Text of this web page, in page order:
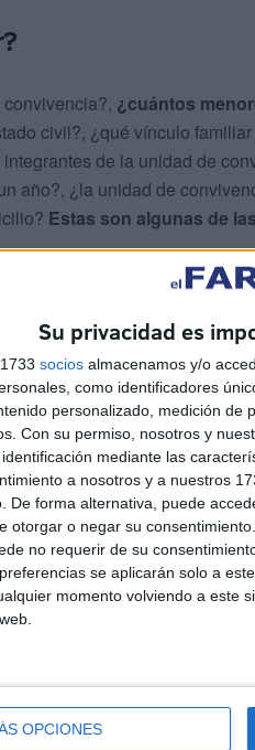
Su privacidad es
socios almacenamos y/o
como identificadores
personalizado, medición de
Con su permiso, nosotros y
mediante las
a nosotros y a nuestros
De forma alternativa, puede
otorgar o negar su consentimiento.
no requerir de su
se aplicarán solo a
momento volviendo a este
OPCIONES
¿cuántos
civil?, ¿qué vínculo
de la unidad de
año?, ¿la unidad de
Estas son algunas de
ha vivido de forma continuada
familiar habitual por
¿tienes una discapacidad
las personas que
obtenidos por todas
datos de interés, así como si
de prestación o subsidio